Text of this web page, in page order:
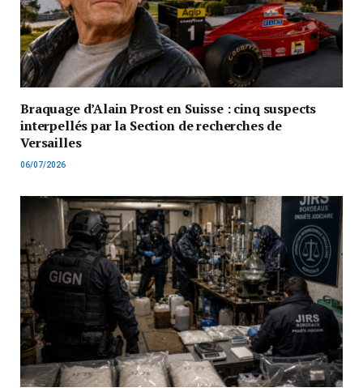
Braquage d’Alain Prost en Suisse : cinq suspects
interpellés par la Section de recherches de
Versailles
06/07/2026